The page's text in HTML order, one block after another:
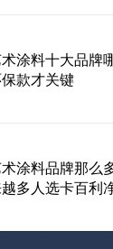
涂料施工工艺
涂料十大品牌
款才关键
涂料品牌那么
多人选卡百利